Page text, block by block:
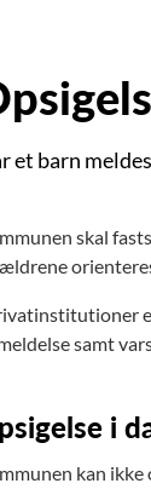
et barn
skal
samt
i
kan